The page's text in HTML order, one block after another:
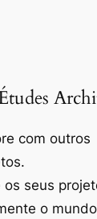
com outros
os seus
o